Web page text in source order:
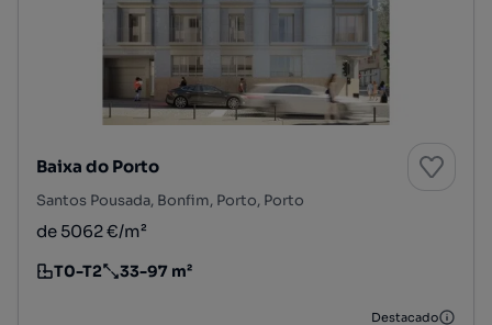
Baixa do Porto
Santos Pousada, Bonfim, Porto, Porto
de 5062 €/m²
Tipologia
T0-T2
Preço por metro quadrado
33-97 m²
Destacado